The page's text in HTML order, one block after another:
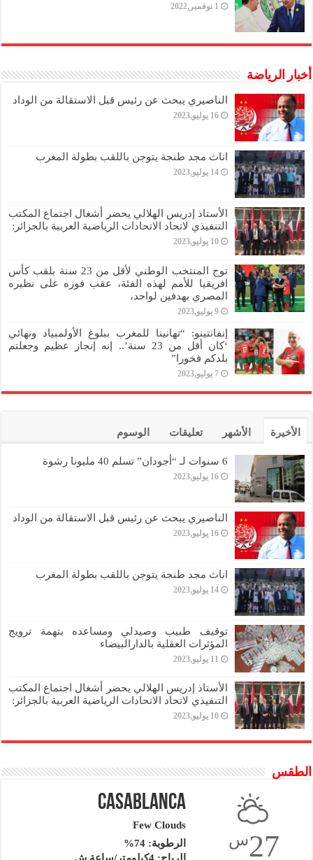
1 نوفمبر,2022
أخبار الرياضة
الناصيري يبحث عن رئيس قبل الاستقالة من الوداد
16 يوليو,2023
اناث مجد طنجة يتوجن باللقب بطولة المغرب
14 يوليو,2023
الأستاذ إدريس الهلالي يحضر أشغال اجتماع المكتب
التنفيذي لاتحاد الاتحادات الرياضية العربية بالجزائر:
10 يوليو,2023
توج المنتخب الوطني لأقل من 23 سنة بلقب كأس
افريقيا للأمم لهذه الفئة، عقب فوزه على نظيره
المصري بهدفين لواحد،
9 يوليو,2023
إنفانتينو: “تهانينا للمغرب ببلوغ الأولمبياد ونهائي
‘كان أقل من 23 سنة’.. إنه إنجاز عظيم وجعلتم
بلدكم فخورا”
7 يوليو,2023
الأخيرة الأشهر تعليقات الوسوم
6 سنوات لـ “أجودان” تسلم 40 مليونا رشوة
16 يوليو,2023
الناصيري يبحث عن رئيس قبل الاستقالة من الوداد
16 يوليو,2023
اناث مجد طنجة يتوجن باللقب بطولة المغرب
14 يوليو,2023
توقيف طبيب وصيدلي ومساعده بتهمة ترويج
المؤثرات العقلية بالدارالبيضاء
11 يوليو,2023
الأستاذ إدريس الهلالي يحضر أشغال اجتماع المكتب
التنفيذي لاتحاد الاتحادات الرياضية العربية بالجزائر:
10 يوليو,2023
الطقس
27س
Casablanca
Few Clouds
الرطوبة: 74%